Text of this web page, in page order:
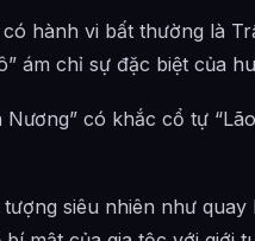
hành vi bất thường là
ám chỉ sự đặc biệt của
có khắc cổ tự
siêu nhiên như